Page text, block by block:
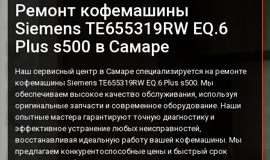
Ремонт кофемашины
Siemens TE655319RW EQ.6
Plus s500 в Самаре
Наш сервисный центр в Самаре специализируется на ремонте
кофемашины Siemens TE655319RW EQ.6 Plus s500. Мы
обеспечиваем высокое качество обслуживания, используя
оригинальные запчасти и современное оборудование. Наши
опытные мастера гарантируют точную диагностику и
эффективное устранение любых неисправностей,
восстанавливая идеальную работу вашей кофемашины. Мы
предлагаем конкурентоспособные цены и быстрый срок